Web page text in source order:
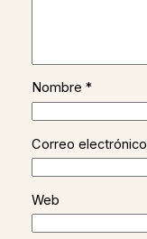
Nombre *
Correo electrónico
Web